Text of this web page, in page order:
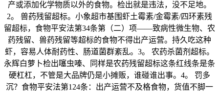
产或添加化学物质以外的食物。检出就是违法，没不足地。
2。 兽药残留超标。小象超市基围虾土霉素/金霉素/四环素残
留超标，食物平安法第34条第（二）项——致病性微生物、农
药残留、兽药残留等超标的食物不得出产运营。持久吃这种
虾，容易人体耐药性、肠道菌群紊乱。3。 农药杀菌剂超标。
永辉白萝卜检出噻虫嗪、同样是农药残留超标这条红线条是条
硬杠杠，不管是大品牌仍是小摊贩，谁碰谁出事。4。 罚多
沉？食物平安法第124条：出产运营不及格食物，货值不脚一